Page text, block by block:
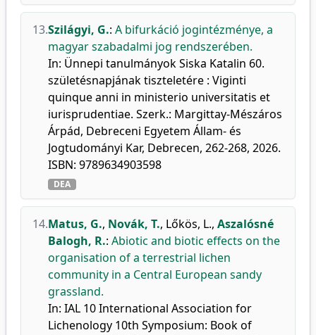
13.Szilágyi, G.: A bifurkáció jogintézménye, a
magyar szabadalmi jog rendszerében.
In: Ünnepi tanulmányok Siska Katalin 60.
születésnapjának tiszteletére : Viginti
quinque anni in ministerio universitatis et
iurisprudentiae. Szerk.: Margittay-Mészáros
Árpád, Debreceni Egyetem Állam- és
Jogtudományi Kar, Debrecen, 262-268, 2026.
ISBN: 9789634903598
DEA
14.Matus, G., Novák, T., Lőkös, L., Aszalósné
Balogh, R.: Abiotic and biotic effects on the
organisation of a terrestrial lichen
community in a Central European sandy
grassland.
In: IAL 10 International Association for
Lichenology 10th Symposium: Book of